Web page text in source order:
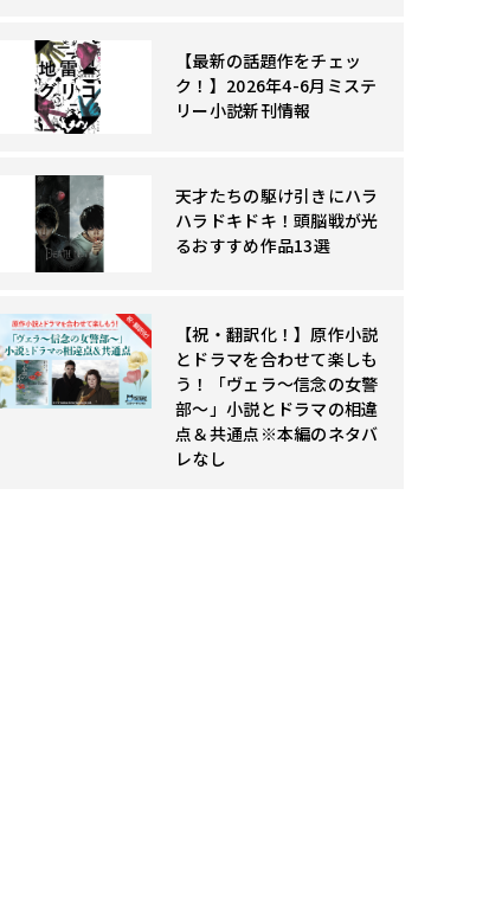
【最新の話題作をチェッ
ク！】2026年4-6月ミステ
リー小説新刊情報
天才たちの駆け引きにハラ
ハラドキドキ！頭脳戦が光
るおすすめ作品13選
【祝・翻訳化！】原作小説
とドラマを合わせて楽しも
う！「ヴェラ～信念の女警
部～」小説とドラマの相違
点＆共通点※本編のネタバ
レなし